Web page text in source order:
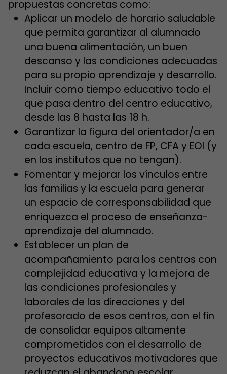
propuestas concretas como:
Aplicar un modelo de horario saludable
que permita garantizar al alumnado
una buena alimentación, un buen
descanso y las condiciones adecuadas
para su propio aprendizaje y desarrollo.
Incluir como tiempo educativo todo el
que pasa dentro del centro educativo,
desde las 8 hasta las 18 h.
Garantizar la figura del orientador/a en
cada escuela, centro de FP, CFA y EOI (y
en los institutos que no tengan).
Fomentar y mejorar los vínculos entre
las familias y la escuela para generar
un espacio de corresponsabilidad que
enriquezca el proceso de enseñanza-
aprendizaje del alumnado.
Establecer un plan de
acompañamiento para los centros con
complejidad educativa y la mejora de
las condiciones profesionales y
laborales de las direcciones y del
profesorado de esos centros, con el fin
de consolidar equipos altamente
comprometidos con el desarrollo de
proyectos educativos motivadores que